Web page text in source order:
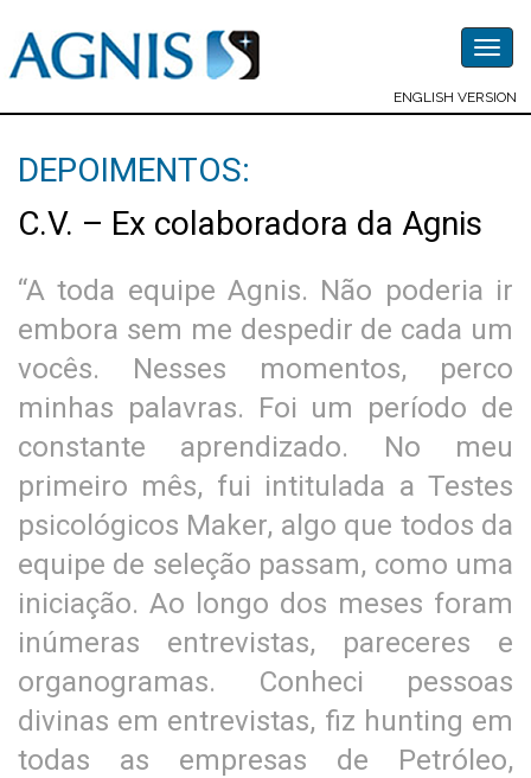
ENGLISH VERSION
DEPOIMENTOS:
C.V. – Ex colaboradora da Agnis
“A toda equipe Agnis. Não poderia ir
embora sem me despedir de cada um
vocês. Nesses momentos, perco
minhas palavras. Foi um período de
constante aprendizado. No meu
primeiro mês, fui intitulada a Testes
psicológicos Maker, algo que todos da
equipe de seleção passam, como uma
iniciação. Ao longo dos meses foram
inúmeras entrevistas, pareceres e
organogramas. Conheci pessoas
divinas em entrevistas, fiz hunting em
todas as empresas de Petróleo,